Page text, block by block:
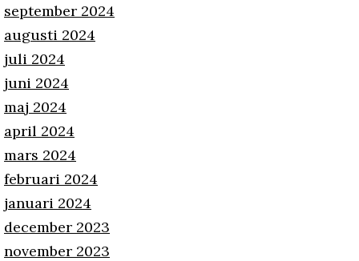
september 2024
augusti 2024
juli 2024
juni 2024
maj 2024
april 2024
mars 2024
februari 2024
januari 2024
december 2023
november 2023